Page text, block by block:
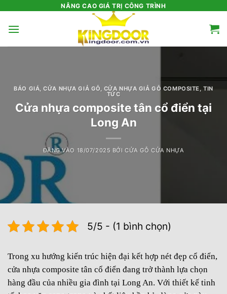
nội
NÂNG CAO GIÁ TRỊ CÔNG TRÌNH
BÁO GIÁ,CỬA NHỰA GIẢ GỖ, CỬA NHỰA GIẢ GỖ COMPOSITE, TIN
TỨC
Cửa nhựa composite tân cổ điển tại
Long An
ĐĂNG VÀO 18/07/2025 BỞICỬA GỖ CỬA NHỰA
5/5 - (1 bình chọn)
Trong xu hướng kiến trúc hiện đại kết hợp nét đẹp cổ điển,
cửa nhựa composite tân cổ điển đang trở thành lựa chọn
hàng đầu của nhiều gia đình tại Long An. Với thiết kế tinh